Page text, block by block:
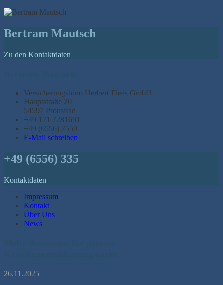
Bertram Mautsch
Zu den Kontaktdaten
Versicherungsbüro Herbert Theis GmbH
Hauptstraße 20
54597 Pronsfeld
+49 171 7281691
+49 (6556) 7559
E-Mail schreiben
+49 (6556) 335
Kontaktdaten
Impressum
Kontakt
Über Uns
News
26.11.2025